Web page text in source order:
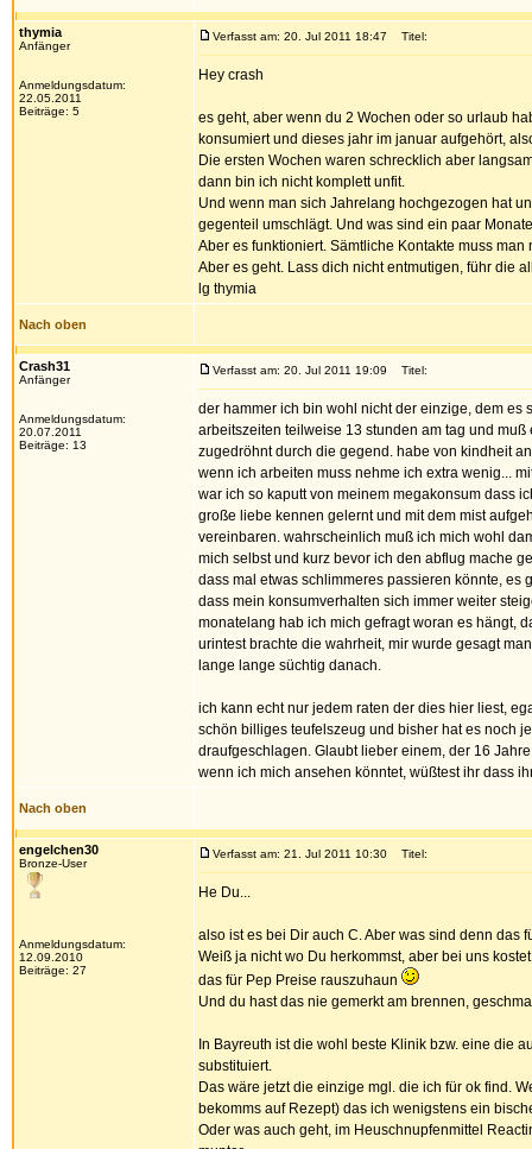
thymia
Anfänger
Anmeldungsdatum:
22.05.2011
Beiträge: 5
Verfasst am: 20. Jul 2011 18:47 Titel:
Hey crash
es geht, aber wenn du 2 Wochen oder so urlaub
konsumiert und dieses jahr im januar aufgehört,
Die ersten Wochen waren schrecklich aber
dann bin ich nicht komplett unfit.
Und wenn man sich Jahrelang hochgezogen hat
gegenteil umschlägt. Und was sind ein paar
Aber es funktioniert. Sämtliche Kontakte muss
Aber es geht. Lass dich nicht entmutigen, führ die
lg thymia
Nach oben
Crash31
Anfänger
Anmeldungsdatum:
20.07.2011
Beiträge: 13
Verfasst am: 20. Jul 2011 19:09 Titel:
der hammer ich bin wohl nicht der einzige, dem es
arbeitszeiten teilweise 13 stunden am tag und
zugedröhnt durch die gegend. habe von kindheit
wenn ich arbeiten muss nehme ich extra wenig...
war ich so kaputt von meinem megakonsum dass
große liebe kennen gelernt und mit dem mist
vereinbaren. wahrscheinlich muß ich mich wohl
mich selbst und kurz bevor ich den abflug mache
dass mal etwas schlimmeres passieren könnte,
dass mein konsumverhalten sich immer weiter
monatelang hab ich mich gefragt woran es hängt,
urintest brachte die wahrheit, mir wurde gesagt
lange lange süchtig danach.
ich kann echt nur jedem raten der dies hier liest,
schön billiges teufelszeug und bisher hat es noch
draufgeschlagen. Glaubt lieber einem, der 16
wenn ich mich ansehen könntet, wüßtest ihr dass
Nach oben
engelchen30
Bronze-User
Anmeldungsdatum:
12.09.2010
Beiträge: 27
Verfasst am: 21. Jul 2011 10:30 Titel:
He Du...
also ist es bei Dir auch C. Aber was sind denn das
Weiß ja nicht wo Du herkommst, aber bei uns
das für Pep Preise rauszuhaun
Und du hast das nie gemerkt am brennen,
In Bayreuth ist die wohl beste Klinik bzw. eine die
substituiert.
Das wäre jetzt die einzige mgl. die ich für ok find.
bekomms auf Rezept) das ich wenigstens ein
Oder was auch geht, im Heuschnupfenmittel